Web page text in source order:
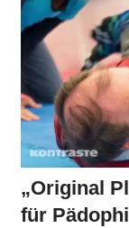
„Original
für